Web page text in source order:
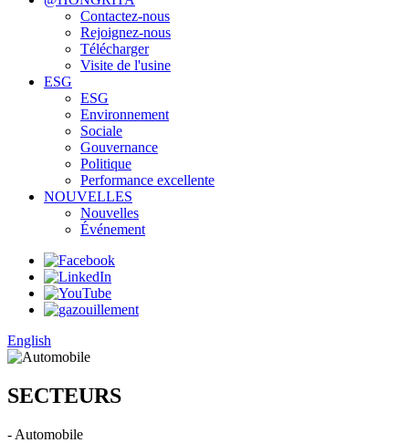
Contactez-nous
Rejoignez-nous
Télécharger
Visite de l'usine
ESG
ESG
Environnement
Sociale
Gouvernance
Politique
Performance excellente
NOUVELLES
Nouvelles
Événement
English
SECTEURS
- Automobile